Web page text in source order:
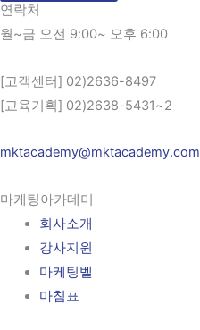
연락처
월~금 오전 9:00~ 오후 6:00
[고객센터] 02)2636-8497
[교육기획] 02)2638-5431~2
mktacademy@mktacademy.com
마케팅아카데미
회사소개
강사지원
마케팅벨
마침표